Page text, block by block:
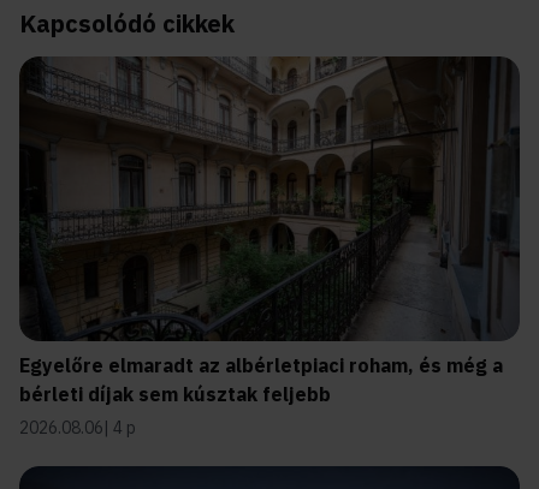
Kapcsolódó cikkek
Egyelőre elmaradt az albérletpiaci roham, és még a
bérleti díjak sem kúsztak feljebb
2026.08.06 4 p